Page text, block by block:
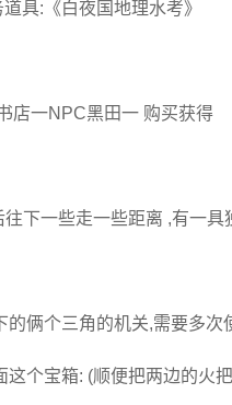
具:《白夜国地理水考》
店一NPC黑田一 购买获得
下一些走一些距离 ,有一具
俩个三角的机关,需要多次
个宝箱: (顺便把两边的火